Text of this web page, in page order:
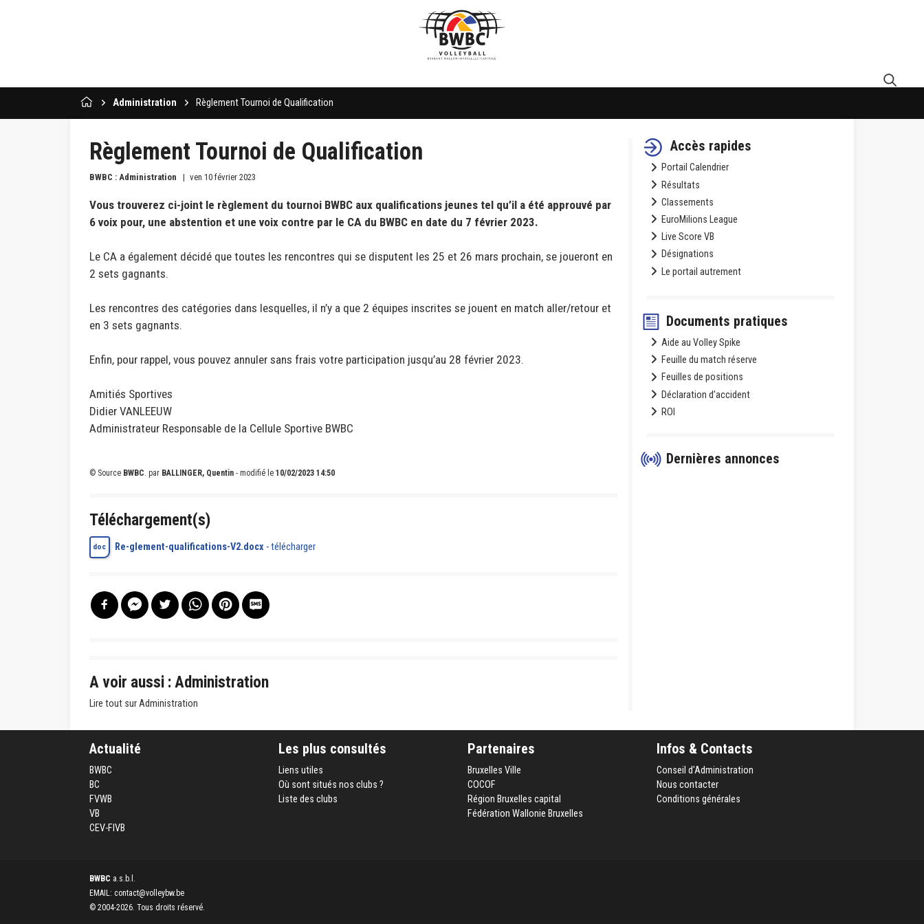
Administration Règlement Tournoi de Qualification
Règlement Tournoi de Qualification
BWBC : Administration ven 10 février 2023
Vous trouverez ci-joint le règlement du tournoi BWBC aux qualifications jeunes tel qu’il a été approuvé par
6 voix pour, une abstention et une voix contre par le CA du BWBC en date du 7 février 2023.
Le CA a également décidé que toutes les rencontres qui se disputent les 25 et 26 mars prochain, se joueront en
2 sets gagnants.
Les rencontres des catégories dans lesquelles, il n’y a que 2 équipes inscrites se jouent en match aller/retour et
en 3 sets gagnants.
Enfin, pour rappel, vous pouvez annuler sans frais votre participation jusqu’au 28 février 2023.
Amitiés Sportives
Didier VANLEEUW
Administrateur Responsable de la Cellule Sportive BWBC
© Source BWBC par BALLINGER, Quentin - modifié le 10/02/2023 14:50
Téléchargement(s)
doc Re-glement-qualifications-V2.docx -télécharger
A voir aussi : Administration
Lire tout sur Administration
Accès rapides
Portail Calendrier
Résultats
Classements
EuroMilions League
Live Score VB
Désignations
Le portail autrement
Documents pratiques
Aide au Volley Spike
Feuille du match réserve
Feuilles de positions
Déclaration d’accident
ROI
Dernières annonces
Actualité
BWBC
BC
FVWB
VB
CEV-FIVB
Les plus consultés
Liens utiles
Où sont situés nos clubs ?
Liste des clubs
Partenaires
Bruxelles Ville
COCOF
Région Bruxelles capital
Fédération Wallonie Bruxelles
Infos & Contacts
Conseil d'Administration
Nous contacter
Conditions générales
BWBC a.s.b.l.
EMAIL: contact@volleybw.be
© 2004-2026. Tous droits réservé.